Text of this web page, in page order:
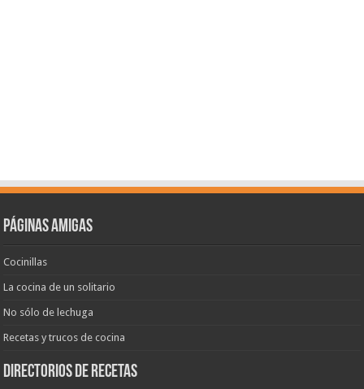
Páginas amigas
Cocinillas
La cocina de un solitario
No sólo de lechuga
Recetas y trucos de cocina
Directorios de recetas